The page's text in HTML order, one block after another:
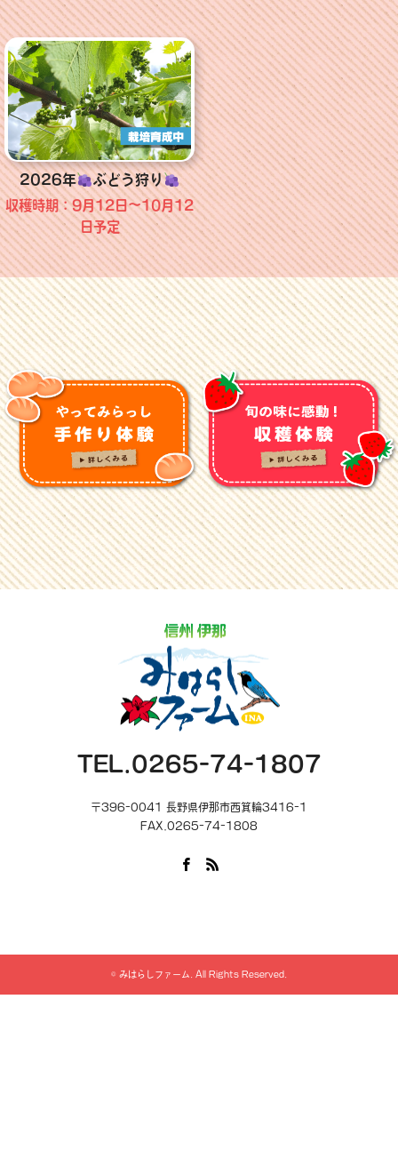
2026年
ぶどう狩り
収穫時期：9月12日～10月12
日予定
TEL.0265-74-1807
〒396-0041 長野県伊那市西箕輪3416-1
FAX.0265-74-1808
© みはらしファーム . All Rights Reserved.